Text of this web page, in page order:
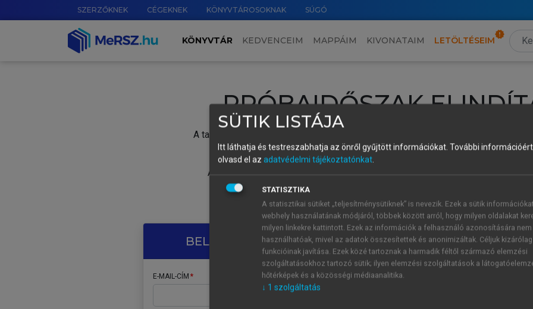
SZERZŐKNEK CÉGEKNEK KÖNYVTÁROSOKNAK SÚGÓ
KÖNYVTÁR KEDVENCEIM MAPPÁIM KIVONATAIM LETÖLTÉSEIM
PRÓBAIDŐSZAK
A tartalom megtekintéséhez lépj be a saját fiókoddal, iskolai azonosítóddal vagy
Új felhasználóként1 óra díjmentes hozzáférésrevagy
A próbaidőszak elindításához,
vagy hozz
A regisztráció után a
BELÉPÉS SAJÁT FIÓKKAL
E-MAIL-CÍM
ÚJ FIÓK
1 óra
SÜTIK LISTÁJA
Itt láthatja és testreszabhatja az önről gyűjtött információkat. További
olvasd el az adatvédelmi tájékoztatónkat.
STATISZTIKA
A statisztikai sütiket „teljesítménysütiknek” is nevezik. Ezek a sütik
webhely használatának módjáról, többek között arról, hogy milyen oldalakat
milyen linkekre kattintott. Ezek az információk a felhasználó azonosítására nem
használhatóak, mivel az adatok összesítettek és anonimizáltak. Céljuk
funkcióinak javítása. Ezek közé tartoznak a harmadik féltől származó elemzési
szolgáltatásokhoz tartozó sütik; ilyen elemzési szolgáltatások a
hőtérképek és a közösségi médiaanalitika.
↓ 1 szolgáltatás